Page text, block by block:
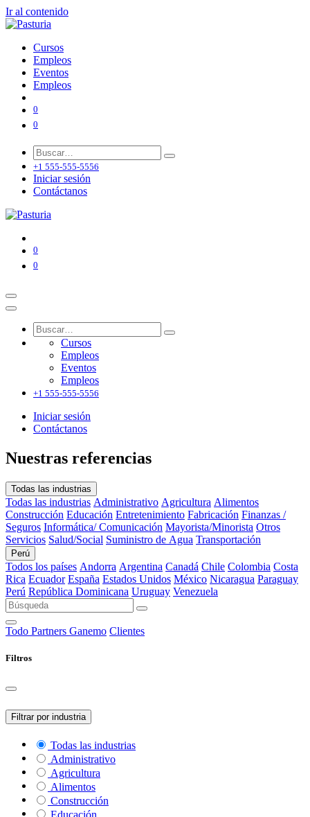
Ir al contenido
Cursos
Empleos
Eventos
Empleos
0
0
+1 555-555-5556
Iniciar sesión
Contáctanos
0
0
Cursos
Empleos
Eventos
Empleos
+1 555-555-5556
Iniciar sesión
Contáctanos
Nuestras referencias
Todas las industrias
Todas las industrias Administrativo Agricultura Alimentos
Construcción Educación Entretenimiento Fabricación Finanzas /
Seguros Informática/ Comunicación Mayorista/Minorista Otros
Servicios Salud/Social Suministro de Agua Transportación
Perú
Todos los países Andorra Argentina Canadá Chile Colombia Costa
Rica Ecuador España Estados Unidos México Nicaragua Paraguay
Perú República Dominicana Uruguay Venezuela
Todo Partners Ganemo Clientes
Filtros
Filtrar por industria
Todas las industrias
Administrativo
Agricultura
Alimentos
Construcción
Educación